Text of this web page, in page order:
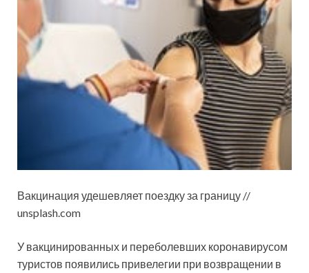
Вакцинация удешевляет поездку за границу //
unsplash.com
У вакцинированных и переболевших коронавирусом
туристов появились привелегии при возвращении в